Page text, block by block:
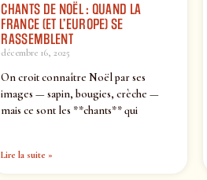
CHANTS DE NOËL : QUAND LA
FRANCE (ET L’EUROPE) SE
RASSEMBLENT
décembre 16, 2025
On croit connaître Noël par ses
images — sapin, bougies, crèche —
mais ce sont les **chants** qui
Lire la suite »